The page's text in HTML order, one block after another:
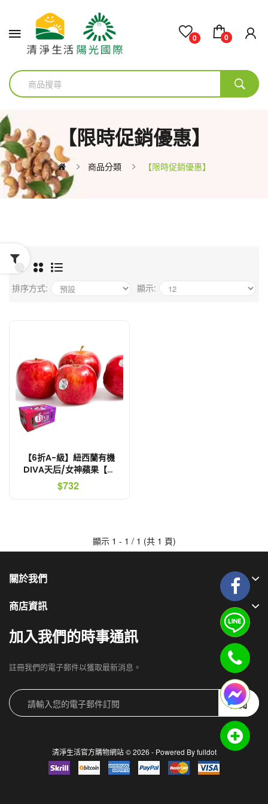
0 0
【限時促銷優惠】
商品分類 【限時促銷優惠】
排序方式: 顯示:
【6折A-級】紐西蘭有機
DIVA天后/女神蘋果【鮮
採免運費．有機無上蠟】
$732
顯示 1 - 1 / 1 (共 1 頁)
關於我們
商店資訊
加入我們的時事通訊
註冊我們的電子郵件以獲取最新消息。
訂閱
清淨生活官方購物網站 © 2026 - Powered Byfulldot